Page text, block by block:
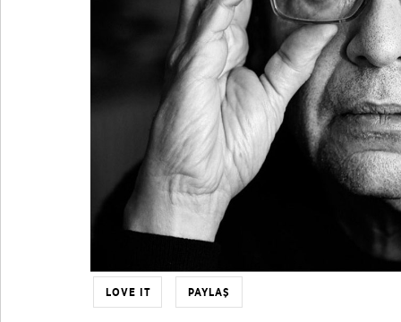
LOVE IT PAYLAŞ